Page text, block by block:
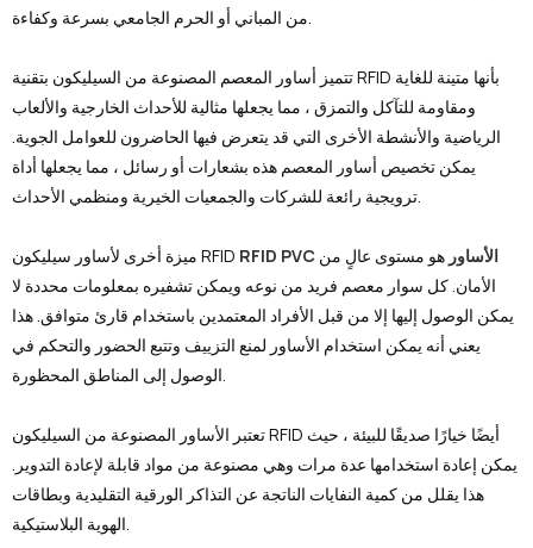
تتميز أساور المعصم المصنوعة من السيليكون بتقنية RFID بأنها متينة للغاية
ومقاومة للتآكل والتمزق ، مما يجعلها مثالية للأحداث الخارجية والألعاب
الرياضية والأنشطة الأخرى التي قد يتعرض فيها الحاضرون للعوامل الجوية.
يمكن تخصيص أساور المعصم هذه بشعارات أو رسائل ، مما يجعلها أداة
ميزة أخرى لأساور سيليكون RFID RFID PVC الأساور هو مستوى عالٍ من
الأمان. كل سوار معصم فريد من نوعه ويمكن تشفيره بمعلومات محددة لا
يمكن الوصول إليها إلا من قبل الأفراد المعتمدين باستخدام قارئ متوافق. هذا
يعني أنه يمكن استخدام الأساور لمنع التزييف وتتبع الحضور والتحكم في
تعتبر الأساور المصنوعة من السيليكون RFID أيضًا خيارًا صديقًا للبيئة ، حيث
يمكن إعادة استخدامها عدة مرات وهي مصنوعة من مواد قابلة لإعادة التدوير.
هذا يقلل من كمية النفايات الناتجة عن التذاكر الورقية التقليدية وبطاقات